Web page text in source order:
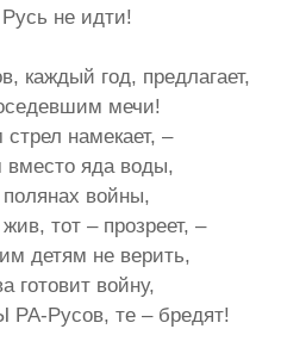
не идти!
каждый год, предлагает,
мечи!
намекает, –
яда воды,
войны,
тот – прозреет, –
детям не верить,
готовит войну,
РА-Русов, те – бредят!